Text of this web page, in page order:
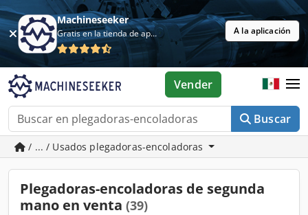
Machineseeker
Gratis en la tienda de aplicaciones A la aplicación
Buscar
Vender
/ ... / Usados plegadoras-encoladoras
Plegadoras-encoladoras de segunda
mano en venta (39)